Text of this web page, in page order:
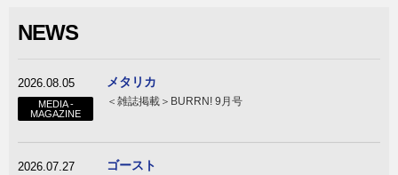
NEWS
2026.08.05
MEDIA -
MAGAZINE
メタリカ
＜雑誌掲載＞BURRN! 9月号
2026.07.27 ゴースト